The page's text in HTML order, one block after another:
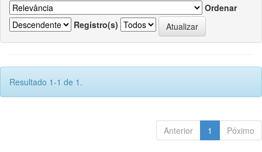
Ordenar
Registro(s)
Resultado 1-1 de 1.
Anterior 1 Póximo